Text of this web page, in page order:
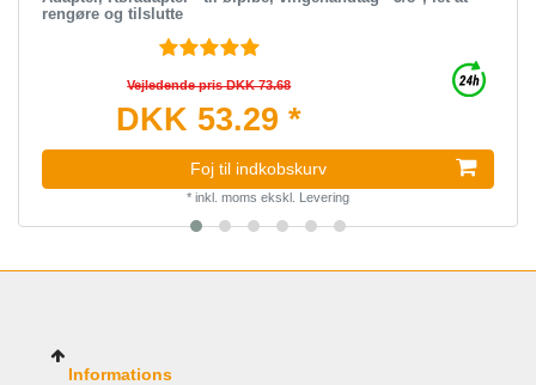
rengøre og tilslutte
Vejledende pris DKK 73.68
DKK 53.29 *
Foj til indkobskurv
* inkl. moms ekskl. Levering
Informations